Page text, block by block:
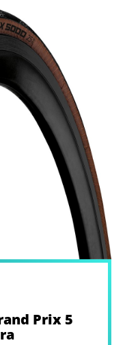
Prix 5